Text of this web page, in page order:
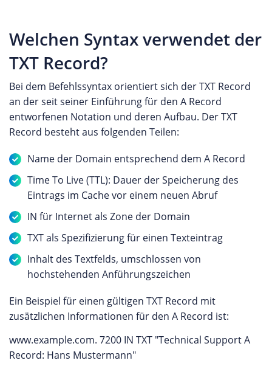
Welchen Syntax verwendet der
TXT Record?
Bei dem Befehlssyntax orientiert sich der TXT Record
an der seit seiner Einführung für den A Record
entworfenen Notation und deren Aufbau. Der TXT
Record besteht aus folgenden Teilen:
Name der Domain entsprechend dem A Record
Time To Live (TTL): Dauer der Speicherung des
Eintrags im Cache vor einem neuen Abruf
IN für Internet als Zone der Domain
TXT als Spezifizierung für einen Texteintrag
Inhalt des Textfelds, umschlossen von
hochstehenden Anführungszeichen
Ein Beispiel für einen gültigen TXT Record mit
zusätzlichen Informationen für den A Record ist:
www.example.com. 7200 IN TXT "Technical Support A
Record: Hans Mustermann"